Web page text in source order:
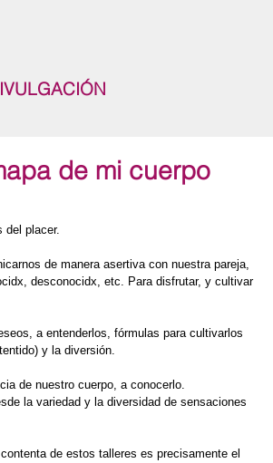
de mi cuerpo
del placer.
de manera asertiva con nuestra pareja,
desconocidx, etc. Para disfrutar, y cultivar
a entenderlos, fórmulas para cultivarlos
y la diversión.
de nuestro cuerpo, a conocerlo.
la variedad y la diversidad de sensaciones
de estos talleres es precisamente el